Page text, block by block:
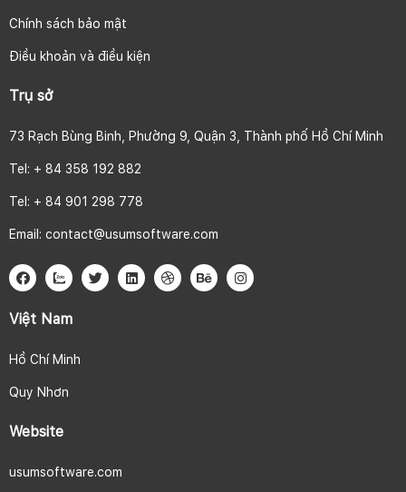
Chính sách bảo mật
Điều khoản và điều kiện
Trụ sở
73 Rạch Bùng Binh, Phường 9, Quận 3, Thành phố Hồ Chí Minh
Tel: + 84 358 192 882
Tel: + 84 901 298 778
Email: contact@usumsoftware.com
Việt Nam
Hồ Chí Minh
Quy Nhơn
Website
usumsoftware.com